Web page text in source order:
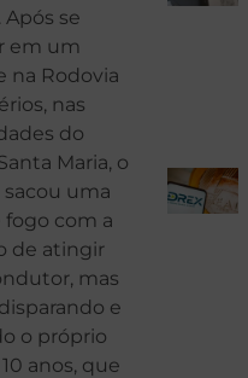
se
em um
na Rodovia
nas
do
Maria, o
uma
fogo com a
de atingir
mas
e
o próprio
anos, que